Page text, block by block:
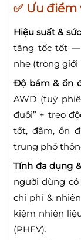
✅ Ưu
Hiệu suất &
tăng tốc tốt —
nhẹ (trong giới
Độ bám & ổn
AWD (tuỳ
đuôi” + treo
tốt, đầm, ổn
trung phổ
Tính đa dụng
người dùng
chi phí &
kiệm nhiên
(PHEV).